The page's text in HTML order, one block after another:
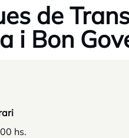
de
i Bon
hs.